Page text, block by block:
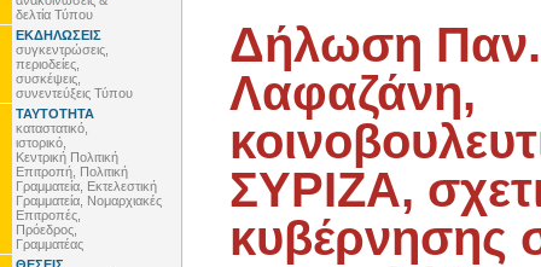
δελτία Τύπου
ΕΚΔΗΛΩΣΕΙΣ
συγκεντρώσεις,
περιοδείες,
συσκέψεις,
συνεντεύξεις Τύπου
ΤΑΥΤΟΤΗΤΑ
καταστατικό,
ιστορικό,
Κεντρική Πολιτική
Επιτροπή, Πολιτική
Γραμματεία, Εκτελεστική
Γραμματεία, Νομαρχιακές
Επιτροπές,
Πρόεδρος,
Γραμματέας
Δήλωση Παν.
Λαφαζάνη,
ΣΥΡΙΖΑ,
κυβέρνησης